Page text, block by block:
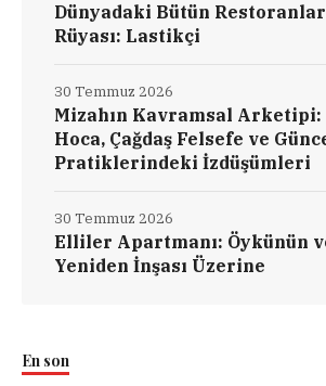
Dünyadaki Bütün
Rüyası: Lastikçi
Mizahın Kavramsal
Hoca, Çağdaş Felsefe ve
Pratiklerindeki İzdüşümleri
30 Temmuz 2026
Elliler Apartmanı: Öykünün
Yeniden İnşası Üzerine
30 Temmuz 2026
En son